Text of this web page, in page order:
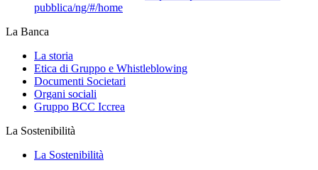
pubblica/ng/#/home
La Banca
La storia
Etica di Gruppo e Whistleblowing
Documenti Societari
Organi sociali
Gruppo BCC Iccrea
La Sostenibilità
La Sostenibilità